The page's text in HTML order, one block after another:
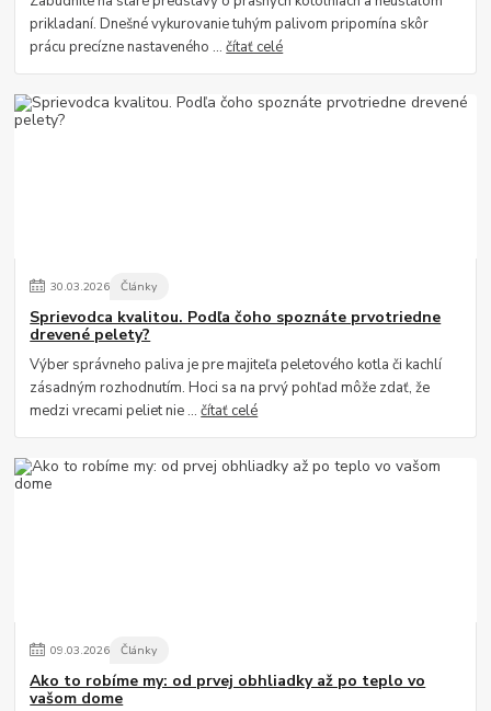
prikladaní. Dnešné vykurovanie tuhým palivom pripomína skôr
prácu precízne nastaveného ...čítať celé
30.03.2026 Články
Sprievodca kvalitou. Podľa čoho spoznáte prvotriedne
drevené pelety?
Výber správneho paliva je pre majiteľa peletového kotla či kachlí
zásadným rozhodnutím. Hoci sa na prvý pohľad môže zdať, že
medzi vrecami peliet nie ...čítať celé
09.03.2026 Články
Ako to robíme my: od prvej obhliadky až po teplo vo
vašom dome